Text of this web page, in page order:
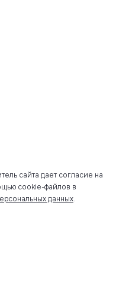
сайта дает согласие на
cookie-файлов в
данных.